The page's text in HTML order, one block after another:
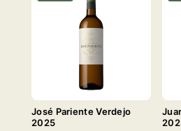
José Pariente Verdejo
2025